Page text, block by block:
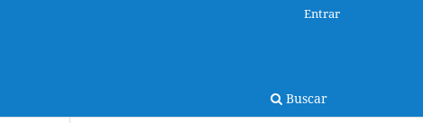
Buscar
Entrar